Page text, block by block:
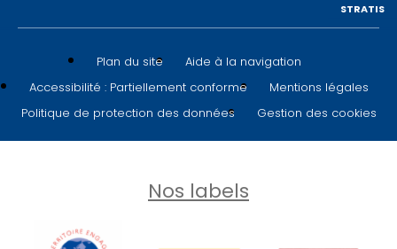
Plan du site
Aide à la navigation
Accessibilité : Partiellement conforme
Mentions légales
Politique de protection des données
Gestion des cookies
STRATIS
Nos labels